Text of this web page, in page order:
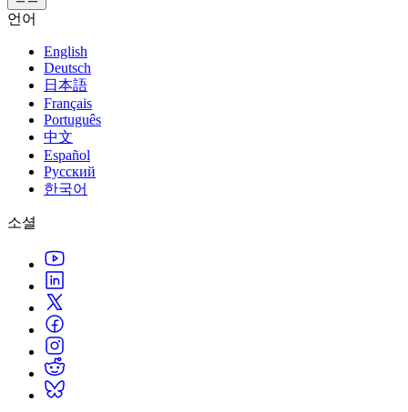
Unity 엔진
모든 플랫폼 위한 2D 및 3D 게임 제작
협업
팀과 함께 신속한 협업과 반복 작업을 수행하세요.
Unity 다운로드
플랜 및 가격
배포
Unity가 지원하는 25개 이상의 플랫폼을 살펴보세요.
LiveOps
출시 후 인사이트를 확인하고 라이브 게임을 운영하세요.
성장
사용자 확보
모바일 사용자를 검색하고 Acquire
3D 협업
실시간 3D 프로젝트 빌드 및 검토
몰입형 교육
몰입도 높은 환경 제작
고객 경험
인터랙티브 3D 경험 제작
산업 분야
운영 우수성 확보
리테일
상점 경험을 온라인 경험으로 전환
자동차
혁신을 가속화하고 차량 내 경험을 향상시키세요.
모든 산업 보기
기술 자료
공식 유저. '광고 지면'의 타겟 고객 매뉴얼 및 API 레퍼런스
개발자 툴
릴리스 버전 및 이슈 트래커
로드맵
예정된 기능 검토
기술 용어 라이브러리
활용 사례
실제 성공 사례
베스트 프랙티스 가이드
전문가 팁
데모
토론
토론, 문제 해결, 소통
이벤트
글로벌 이벤트 및 현지 이벤트
커뮤니티 사례
Made with Unity
Unity 크리에이터 소개
Livestreams
Unity Awards
전 세계 Unity 크리에이터 축하
Unity Learn
무료로 Unity 기술 마스터
전문 교육
Unity 강사와 함께 팀의 역량을 강화하세요
Unity 처음 사용하시나요
시작하기
학습 시작하기
Unity 사용이 처음이신가요? 여정 시작하기
사용법 가이드
실용적인 팁 및 베스트 프랙티스
교육
학생용
커리어 시작하기
도움 받기
성공을 위한 Unity
Success 플랜
전문가 지원을 통해 더 빠르게 목표 도달률 달성
일반적인 질문에 대한 답변
문의하기
언어
English
Deutsch
日本語
Français
Português
中文
Español
Русский
한국어
소셜